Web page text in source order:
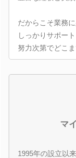
だからこそ業務
しっかりサポート
努力次第でどこ
マ
1995年の設立以